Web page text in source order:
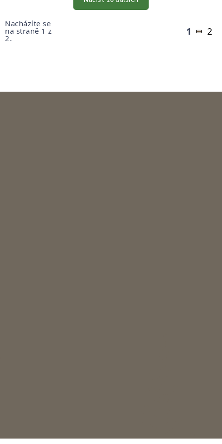
Nacházíte se
na straně 1 z
2.
1 2